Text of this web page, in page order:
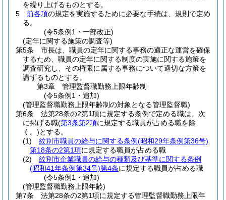
を繰り上げるものとする。
5
前各項の規定を実施するために必要な手続は、規則で定め
る。
(令5条例1・一部改正)
(定年に関する施策の調査等)
第5条
市長は、職員の定年に関する事務の適正な運営を確保
するため、職員の定年に関する制度の実施に関する施策を
調査研究し、その権限に属する事務について適切な方策を
講ずるものとする。
第3章
管理監督職勤務上限年齢制
(令5条例1・追加)
(管理監督職勤務上限年齢制の対象となる管理監督職)
第6条
法第28条の2第1項に規定する条例で定める職は、次
に掲げる職(第3条第2項に規定する職員が占める職を除
く。)とする。
(1)
紋別市職員の給与に関する条例(昭和29年条例第36号)
第18条の2第1項に規定する職員が占める職
(2)
紋別市企業職員の給与の種類及び基準に関する条例
(昭和41年条例第34号)第4条に規定する職員が占める職
(令5条例1・追加)
(管理監督職勤務上限年齢)
第7条
法第28条の2第1項に規定する管理監督職勤務上限年